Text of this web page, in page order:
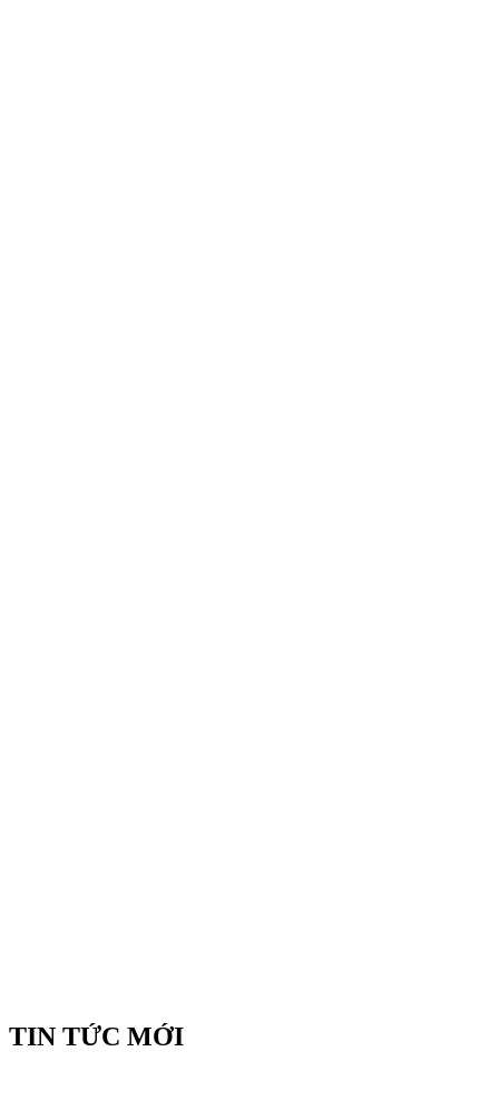
TIN TỨC MỚI